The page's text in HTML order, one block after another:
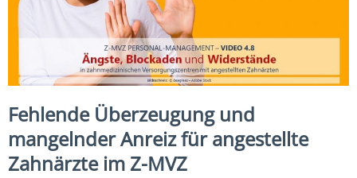
Fehlende Überzeugung und
mangelnder Anreiz für angestellte
Zahnärzte im Z-MVZ
Basics
Expertise
2 – Z-
MVZ
Konzept